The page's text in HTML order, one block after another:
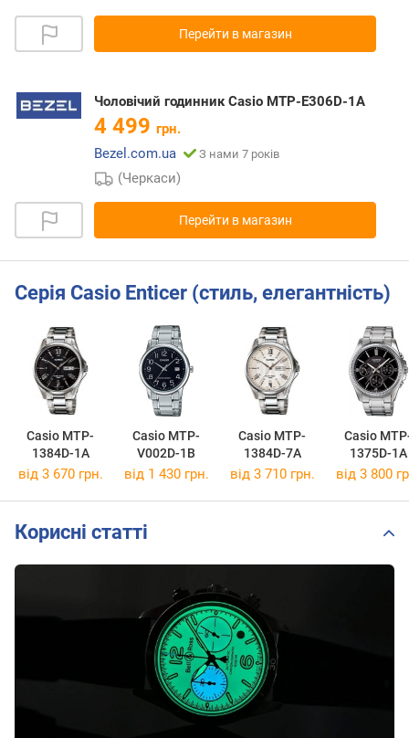
Перейти в магазин
Чоловічий годинник Casio MTP-E306D-1A
4 499 грн.
Bezel.com.ua
З нами 7 років
(Черкаси)
Перейти в магазин
Серія Casio Enticer (стиль, елегантність)
Casio MTP-
1384D-1A
Casio MTP-
V002D-1B
Casio MTP-
1384D-7A
Casio
1375D-1A
від 3 670 грн. від 1 430 грн. від 3 710 грн. від 3 800
Корисні статті